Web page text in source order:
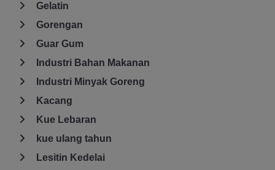
Gelatin
Gorengan
Guar Gum
Industri Bahan Makanan
Industri Minyak Goreng
Kacang
Kue Lebaran
kue ulang tahun
Lesitin Kedelai